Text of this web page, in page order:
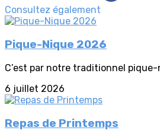
Consultez également
Pique-Nique 2026
C’est par notre traditionnel
6 juillet 2026
Repas de Printemps